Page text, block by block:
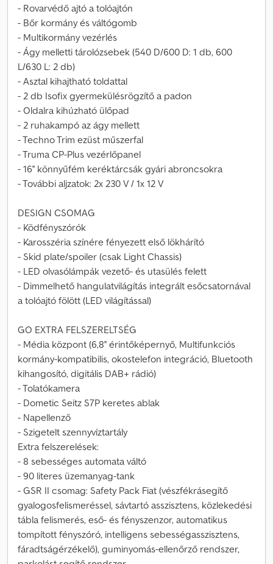
- Rovarvédő ajtó a tolóajtón
- Bőr kormány és váltógomb
- Multikormány vezérlés
- Ágy melletti tárolózsebek (540 D/600 D: 1 db, 600
L/630 L: 2 db)
- Asztal kihajtható toldattal
- 2 db Isofix gyermekülésrögzítő a padon
- Oldalra kihúzható ülőpad
- 2 ruhakampó az ágy mellett
- Techno Trim ezüst műszerfal
- Truma CP-Plus vezérlőpanel
- 16'' könnyűfém keréktárcsák gyári abroncsokra
- További aljzatok: 2x 230 V / 1x 12 V
DESIGN CSOMAG
- Ködfényszórók
- Karosszéria színére fényezett első lökhárító
- Skid plate/spoiler (csak Light Chassis)
- LED olvasólámpák vezető- és utasülés felett
- Dimmelhető hangulatvilágítás integrált esőcsatornával
a tolóajtó fölött (LED világítással)
GO EXTRA FELSZERELTSÉG
- Média központ (6,8'' érintőképernyő, Multifunkciós
kormány-kompatibilis, okostelefon integráció, Bluetooth
kihangosító, digitális DAB+ rádió)
- Tolatókamera
- Dometic Seitz S7P keretes ablak
- Napellenző
- Szigetelt szennyvíztartály
Extra felszerelések:
- 8 sebességes automata váltó
- 90 literes üzemanyag-tank
- GSR II csomag: Safety Pack Fiat (vészfékrásegítő
gyalogosfelismeréssel, sávtartó asszisztens, közlekedési
tábla felismerés, eső- és fényszenzor, automatikus
tompított fényszóró, intelligens sebességasszisztens,
fáradtságérzékelő), guminyomás-ellenőrző rendszer,